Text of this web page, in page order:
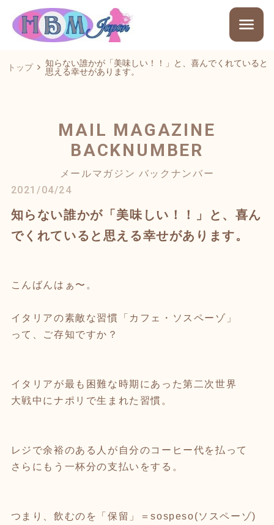
トップ
知らない誰かが「美味しい！！」と、喜んでくれていると
思える幸せがあります。
MAIL MAGAZINE
BACKNUMBER
メールマガジン バックナンバー
2021/04/24
知らない誰かが「美味しい！！」と、喜ん
でくれていると思える幸せがあります。
こんばんはぁ〜。
イタリアの素敵な習慣「カフェ・ソスペーゾ」
って、ご存知ですか？
イタリアが最も困難な時期にあった第二次世界
大戦中にナポリで生まれた習慣。
レジで余裕のある人が自分のコーヒー代を払って
さらにもう一杯分の支払いをする。
つまり、飲むのを「保留」＝sospeso(ソスペーゾ)